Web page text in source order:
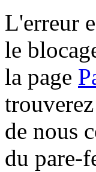
L'erreur
le
la page
de nous
du pare-